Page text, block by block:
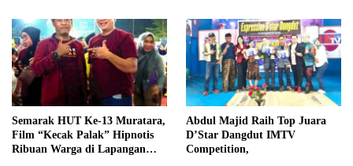
Semarak HUT Ke-13 Muratara,
Film “Kecak Palak” Hipnotis
Ribuan Warga di Lapangan
Abdul Majid Raih Top Juara
D’Star Dangdut IMTV
Competition,